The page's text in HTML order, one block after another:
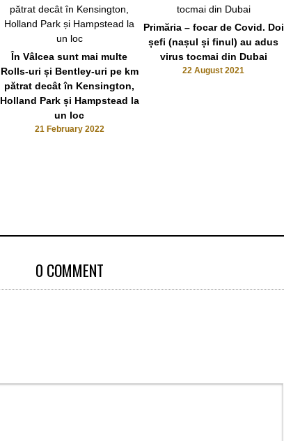
În Vâlcea sunt mai multe
Rolls-uri și Bentley-uri pe km
pătrat decât în Kensington,
Holland Park și Hampstead la
un loc
21 February 2022
Primăria – focar de Covid. Doi
șefi (nașul și finul) au adus
virus tocmai din Dubai
22 August 2021
0 COMMENT